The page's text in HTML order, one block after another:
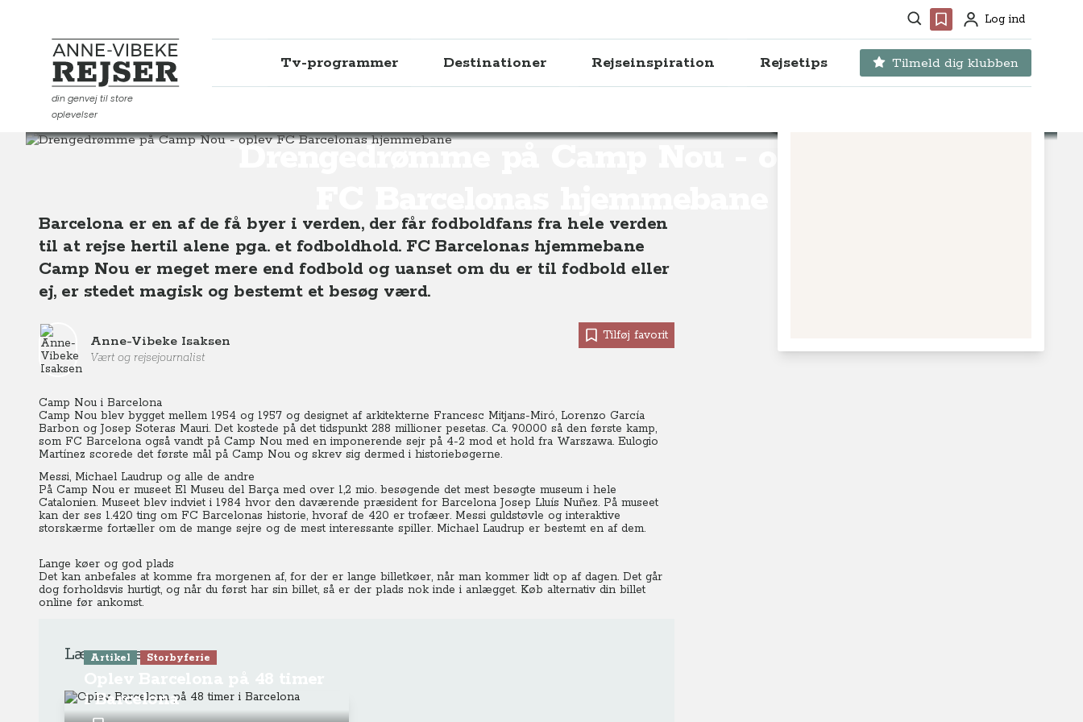
Søg Favoritter
ProfilLog ind
Anne-Vibeke Rejser
din genvej til store
oplevelser
Tv-programmer Destinationer Rejseinspiration Rejsetips Tilmeld dig klubben
Drengedrømme på Camp Nou - oplev
Destinationer
Barcelona er en af de få byer i verden, der får fodboldfans fra hele verden
til at rejse hertil alene pga. et fodboldhold. FC Barcelonas hjemmebane
Camp Nou er meget mere end fodbold og uanset om du er til fodbold eller
ej, er stedet magisk og bestemt et besøg værd.
Anne-Vibeke Isaksen
Vært og rejsejournalist
Tilføj favorit
Camp Nou i Barcelona
Camp Nou blev bygget mellem 1954 og 1957 og designet af arkitekterne Francesc Mitjans-Miró, Lorenzo García
Barbon og Josep Soteras Mauri. Det kostede på det tidspunkt 288 millioner pesetas. Ca. 90.000 så den første kamp,
som FC Barcelona også vandt på Camp Nou med en imponerende sejr på 4-2 mod et hold fra Warszawa. Eulogio
Martínez scorede det første mål på Camp Nou og skrev sig dermed i historiebøgerne.
Messi, Michael Laudrup og alle de andre
På Camp Nou er museet El Museu del Barça med over 1,2 mio. besøgende det mest besøgte museum i hele
Catalonien. Museet blev indviet i 1984 hvor den daværende præsident for Barcelona Josep Lluís Nuñez. På museet
kan der ses 1.420 ting om FC Barcelonas historie, hvoraf de 420 er trofæer. Messi guldstøvle og interaktive
storskærme fortæller om de mange sejre og de mest interessante spiller. Michael Laudrup er bestemt en af dem.
Lange køer og god plads
Det kan anbefales at komme fra morgenen af, for der er lange billetkøer, når man kommer lidt op af dagen. Det går
dog forholdsvis hurtigt, og når du først har sin billet, så er der plads nok inde i anlægget. Køb alternativ din billet
online før ankomst.
Læs mere
Artikel Storbyferie
i Barcelona